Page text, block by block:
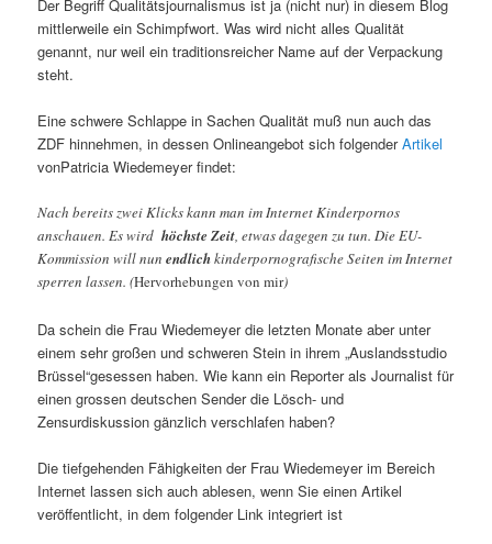
Der Begriff Qualitätsjournalismus ist ja (nicht nur) in diesem Blog
mittlerweile ein Schimpfwort. Was wird nicht alles Qualität
genannt, nur weil ein traditionsreicher Name auf der Verpackung
steht.
Eine schwere Schlappe in Sachen Qualität muß nun auch das
ZDF hinnehmen, in dessen Onlineangebot sich folgenderArtikel
vonPatricia Wiedemeyer findet:
Nach bereits zwei Klicks kann man im Internet Kinderpornos
anschauen. Es wirdhöchste Zeit, etwas dagegen zu tun. Die EU-
Kommission will nunendlichkinderpornografische Seiten im Internet
sperren lassen. (Hervorhebungen von mir)
Da schein die Frau Wiedemeyer die letzten Monate aber unter
einem sehr großen und schweren Stein in ihrem „Auslandsstudio
Brüssel“gesessen haben. Wie kann ein Reporter als Journalist für
einen grossen deutschen Sender die Lösch- und
Zensurdiskussion gänzlich verschlafen haben?
Die tiefgehenden Fähigkeiten der Frau Wiedemeyer im Bereich
Internet lassen sich auch ablesen, wenn Sie einen Artikel
veröffentlicht, in dem folgender Link integriert ist